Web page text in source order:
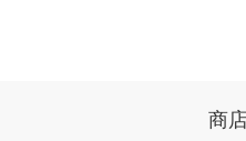
商